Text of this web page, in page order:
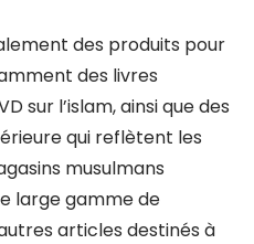
des produits pour
des livres
sur l’islam, ainsi que des
qui reflètent les
musulmans
large gamme de
articles destinés à